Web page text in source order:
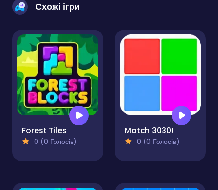
Схожі ігри
Forest Tiles
0 (0 Голосів)
Match 3030!
0 (0 Голосів)